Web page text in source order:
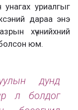
уриалгыг
дараа энэ
хүчнийхний
юм.
дунд
л болдог